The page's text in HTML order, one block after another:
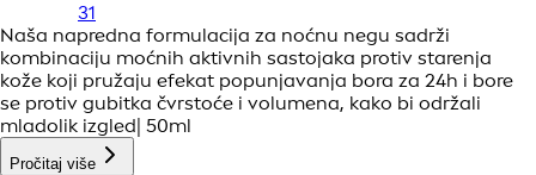
31
Naša napredna formulacija za noćnu negu sadrži
kombinaciju moćnih aktivnih sastojaka protiv starenja
kože koji pružaju efekat popunjavanja bora za 24h i bore
se protiv gubitka čvrstoće i volumena, kako bi održali
mladolik izgled| 50ml
Pročitaj više